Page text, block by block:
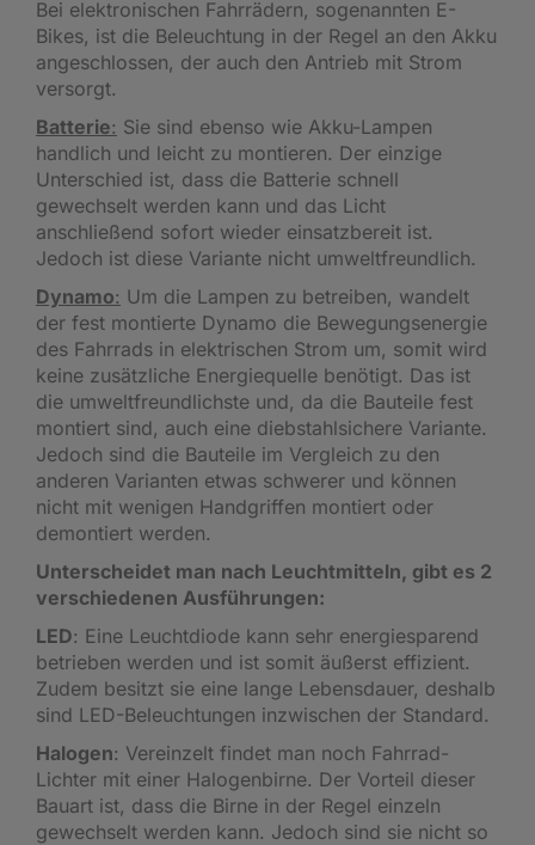
Bei elektronischen Fahrrädern, sogenannten E-
Bikes, ist die Beleuchtung in der Regel an den Akku
angeschlossen, der auch den Antrieb mit Strom
versorgt.
Batterie: Sie sind ebenso wie Akku-Lampen
handlich und leicht zu montieren. Der einzige
Unterschied ist, dass die Batterie schnell
gewechselt werden kann und das Licht
anschließend sofort wieder einsatzbereit ist.
Jedoch ist diese Variante nicht umweltfreundlich.
Dynamo: Um die Lampen zu betreiben, wandelt
der fest montierte Dynamo die Bewegungsenergie
des Fahrrads in elektrischen Strom um, somit wird
keine zusätzliche Energiequelle benötigt. Das ist
die umweltfreundlichste und, da die Bauteile fest
montiert sind, auch eine diebstahlsichere Variante.
Jedoch sind die Bauteile im Vergleich zu den
anderen Varianten etwas schwerer und können
nicht mit wenigen Handgriffen montiert oder
demontiert werden.
Unterscheidet man nach Leuchtmitteln, gibt es 2
verschiedenen Ausführungen:
LED: Eine Leuchtdiode kann sehr energiesparend
betrieben werden und ist somit äußerst effizient.
Zudem besitzt sie eine lange Lebensdauer, deshalb
sind LED-Beleuchtungen inzwischen der Standard.
Halogen: Vereinzelt findet man noch Fahrrad-
Lichter mit einer Halogenbirne. Der Vorteil dieser
Bauart ist, dass die Birne in der Regel einzeln
gewechselt werden kann. Jedoch sind sie nicht so